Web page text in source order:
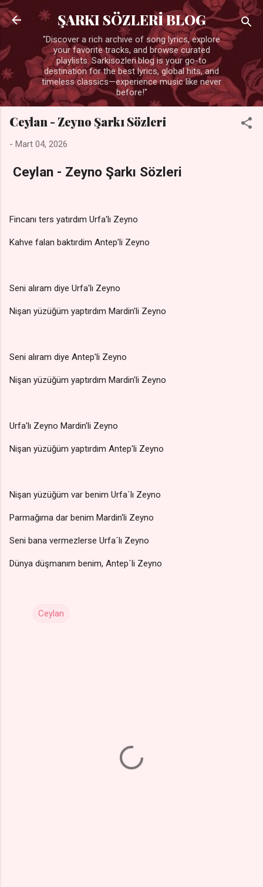
Ana içeriğe atla
ŞARKI SÖZLERİ BLOG
"Discover a rich archive of song lyrics, explore
your favorite tracks, and browse curated
playlists. Sarkisozleri.blog is your go-to
destination for the best lyrics, global hits, and
timeless classics—experience music like never
before!"
Ceylan - Zeyno Şarkı Sözleri
- Mart 04, 2026
Ceylan - Zeyno Şarkı Sözleri
Fincanı ters yatırdım Urfa'lı Zeyno
Kahve falan baktırdim Antep'li Zeyno
Seni alıram diye Urfa'lı Zeyno
Nişan yüzüğüm yaptırdım Mardin'li Zeyno
Seni alıram diye Antep'li Zeyno
Nişan yüzüğüm yaptırdım Mardin'li Zeyno
Urfa'lı Zeyno Mardin'li Zeyno
Nişan yüzüğüm yaptırdım Antep'li Zeyno
Nişan yüzüğüm var benim Urfa´lı Zeyno
Parmağıma dar benim Mardin'li Zeyno
Seni bana vermezlerse Urfa´lı Zeyno
Dünya düşmanım benim, Antep´li Zeyno
Ceylan